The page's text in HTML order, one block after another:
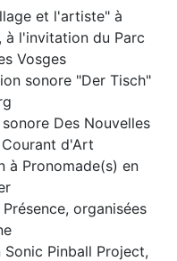
et l'artiste" à
à l'invitation du Parc
Vosges
sonore "Der Tisch"
Des Nouvelles
d'Art
à Pronomade(s) en
organisées
Pinball Project,